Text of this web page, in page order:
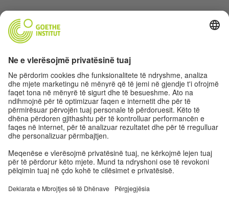
Faqe të tjera interneti
Komuniteti “Gjermanisht për ty”
Ushtro gjermanisht falas
Kurse gjermanisht të Goethe-Institutit
Portali për mësuesit „Deutschstunde“
Privatësia dhe Qasja pa pengesa
Rregullimet e sferës private